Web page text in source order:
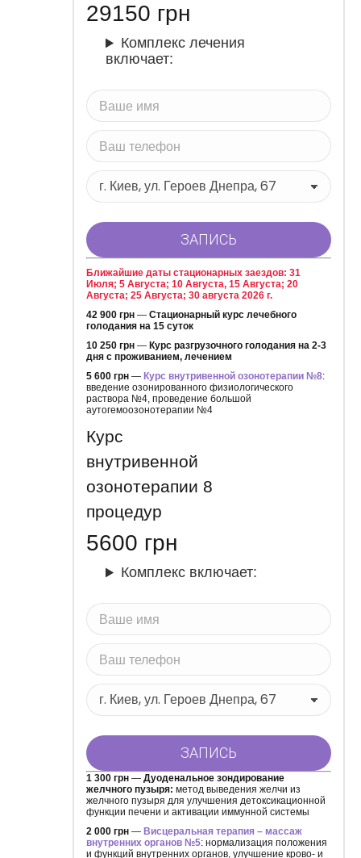
29150 грн
Комплекс лечения
включает:
Ближайшие даты стационарных заездов: 31
Июля; 5 Августа; 10 Августа, 15 Августа; 20
Августа; 25 Августа; 30 августа 2026 г.
42 900 грн — Стационарный курс лечебного
голодания на 15 суток
10 250 грн — Курс разгрузочного голодания на 2-3
дня с проживанием, лечением
5 600 грн — Курс внутривенной озонотерапии №8:
введение озонированного физиологического
раствора №4, проведение большой
аутогемоозонотерапии №4
Курс
внутривенной
озонотерапии 8
процедур
5600 грн
Комплекс включает:
1 300 грн — Дуоденальное зондирование
желчного пузыря: метод выведения желчи из
желчного пузыря для улучшения детоксикационной
функции печени и активации иммунной системы
2 000 грн — Висцеральная терапия – массаж
внутренних органов №5: нормализация положения
и функций внутренних органов, улучшение крово- и